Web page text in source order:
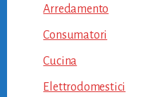
Arredamento
Consumatori
Cucina
Elettrodomestici